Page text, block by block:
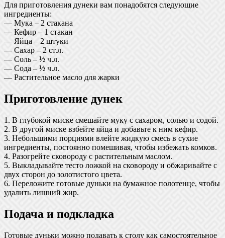
Для приготовления дунеки вам понадобятся следующие
ингредиенты:
— Мука – 2 стакана
— Кефир – 1 стакан
— Яйца – 2 штуки
— Сахар – 2 ст.л.
— Соль – ½ ч.л.
— Сода – ½ ч.л.
— Растительное масло для жарки
Приготовление дунек
1. В глубокой миске смешайте муку с сахаром, солью и содой.
2. В другой миске взбейте яйца и добавьте к ним кефир.
3. Небольшими порциями влейте жидкую смесь в сухие
ингредиенты, постоянно помешивая, чтобы избежать комков.
4. Разогрейте сковороду с растительным маслом.
5. Выкладывайте тесто ложкой на сковороду и обжаривайте с
двух сторон до золотистого цвета.
6. Переложите готовые дуньки на бумажное полотенце, чтобы
удалить лишний жир.
Подача и подкладка
Готовые дуньки можно подавать к столу как самостоятельное